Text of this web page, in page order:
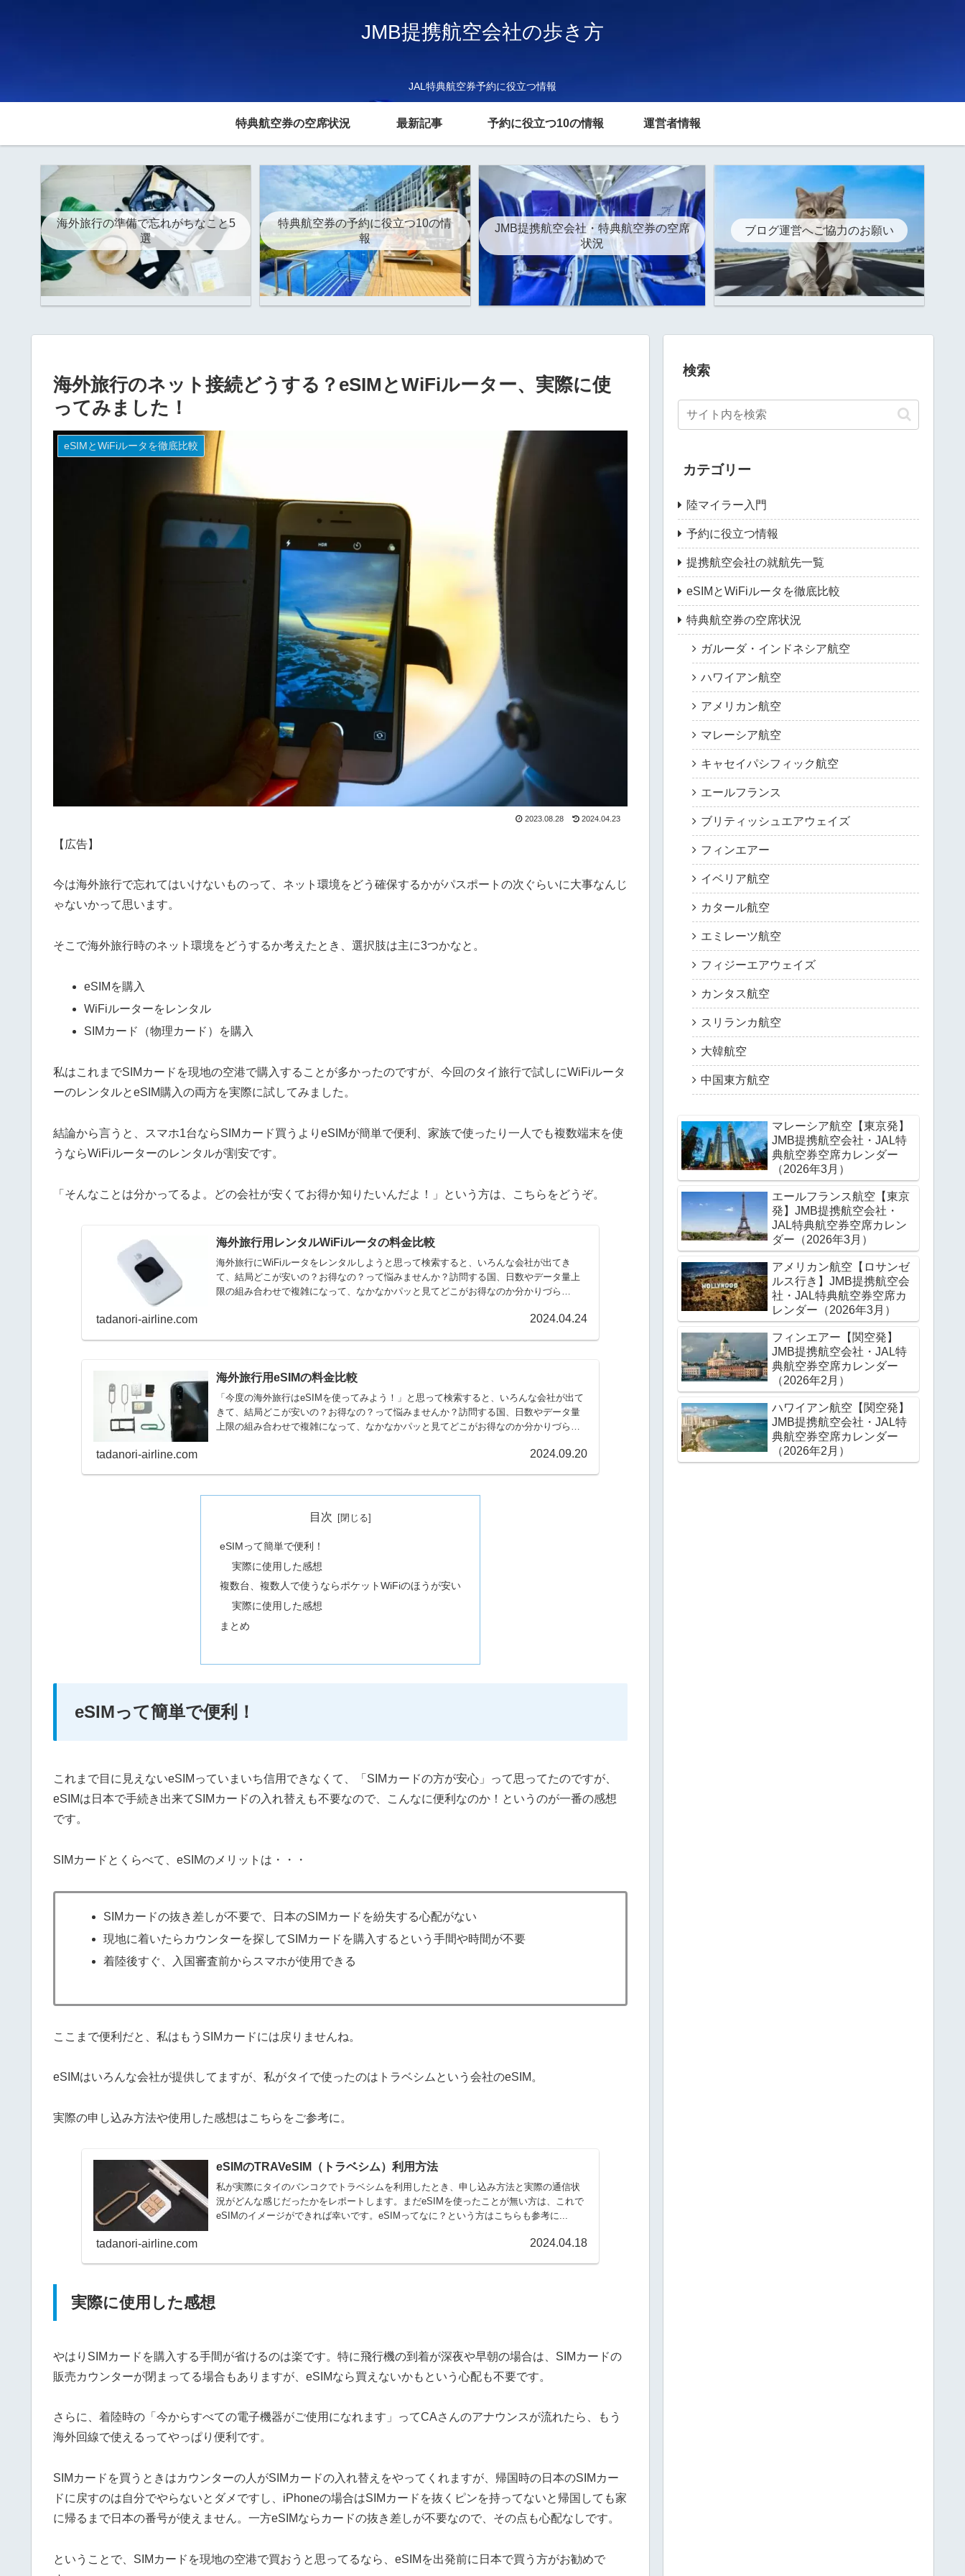
JMB提携航空会社の歩き方
JAL特典航空券予約に役立つ情報
特典航空券の空席状況 最新記事 予約に役立つ10の情報 運営者情報
海外旅行の準備で忘れがちなこと5
選
特典航空券の予約に役立つ10の情
報
JMB提携航空会社・特典航空券の空席
状況
ブログ運営へご協力のお願い
海外旅行のネット接続どうする？eSIMとWiFiルーター、実際に使
ってみました！
eSIMとWiFiルータを徹底比較
2023.08.28 2024.04.23
【広告】
今は海外旅行で忘れてはいけないものって、ネット環境をどう確保するかがパスポートの次ぐらいに大事なんじ
ゃないかって思います。
そこで海外旅行時のネット環境をどうするか考えたとき、選択肢は主に3つかなと。
eSIMを購入
WiFiルーターをレンタル
SIMカード（物理カード）を購入
私はこれまでSIMカードを現地の空港で購入することが多かったのですが、今回のタイ旅行で試しにWiFiルータ
ーのレンタルとeSIM購入の両方を実際に試してみました。
結論から言うと、スマホ1台ならSIMカード買うよりeSIMが簡単で便利、家族で使ったり一人でも複数端末を使
うならWiFiルーターのレンタルが割安です。
「そんなことは分かってるよ。どの会社が安くてお得か知りたいんだよ！」という方は、こちらをどうぞ。
海外旅行用レンタルWiFiルータの料金比較
海外旅行にWiFiルータをレンタルしようと思って検索すると、いろんな会社が出てき
て、結局どこが安いの？お得なの？って悩みませんか？訪問する国、日数やデータ量上
限の組み合わせで複雑になって、なかなかパッと見てどこがお得なのか分かりづら
tadanori-airline.com 2024.04.24
海外旅行用eSIMの料金比較
「今度の海外旅行はeSIMを使ってみよう！」と思って検索すると、いろんな会社が出て
きて、結局どこが安いの？お得なの？って悩みませんか？訪問する国、日数やデータ量
上限の組み合わせで複雑になって、なかなかパッと見てどこがお得なのか分かりづら
tadanori-airline.com 2024.09.20
目次
eSIMって簡単で便利！
実際に使用した感想
複数台、複数人で使うならポケットWiFiのほうが安い
実際に使用した感想
まとめ
eSIMって簡単で便利！
これまで目に見えないeSIMっていまいち信用できなくて、「SIMカードの方が安心」って思ってたのですが、
eSIMは日本で手続き出来てSIMカードの入れ替えも不要なので、こんなに便利なのか！というのが一番の感想
です。
SIMカードとくらべて、eSIMのメリットは・・・
SIMカードの抜き差しが不要で、日本のSIMカードを紛失する心配がない
現地に着いたらカウンターを探してSIMカードを購入するという手間や時間が不要
着陸後すぐ、入国審査前からスマホが使用できる
ここまで便利だと、私はもうSIMカードには戻りませんね。
eSIMはいろんな会社が提供してますが、私がタイで使ったのはトラベシムという会社のeSIM。
実際の申し込み方法や使用した感想はこちらをご参考に。
eSIMのTRAVeSIM（トラベシム）利用方法
私が実際にタイのバンコクでトラベシムを利用したとき、申し込み方法と実際の通信状
況がどんな感じだったかをレポートします。まだeSIMを使ったことが無い方は、これで
eSIMのイメージができれば幸いです。eSIMってなに？という方はこちらも参考に...
tadanori-airline.com 2024.04.18
実際に使用した感想
やはりSIMカードを購入する手間が省けるのは楽です。特に飛行機の到着が深夜や早朝の場合は、SIMカードの
販売カウンターが閉まってる場合もありますが、eSIMなら買えないかもという心配も不要です。
さらに、着陸時の「今からすべての電子機器がご使用になれます」ってCAさんのアナウンスが流れたら、もう
海外回線で使えるってやっぱり便利です。
SIMカードを買うときはカウンターの人がSIMカードの入れ替えをやってくれますが、帰国時の日本のSIMカー
ドに戻すのは自分でやらないとダメですし、iPhoneの場合はSIMカードを抜くピンを持ってないと帰国しても家
に帰るまで日本の番号が使えません。一方eSIMならカードの抜き差しが不要なので、その点も心配なしです。
ということで、SIMカードを現地の空港で買おうと思ってるなら、eSIMを出発前に日本で買う方がお勧めで
検索
カテゴリー
陸マイラー入門
予約に役立つ情報
提携航空会社の就航先一覧
eSIMとWiFiルータを徹底比較
特典航空券の空席状況
ガルーダ・インドネシア航空
ハワイアン航空
アメリカン航空
マレーシア航空
キャセイパシフィック航空
エールフランス
ブリティッシュエアウェイズ
フィンエアー
イベリア航空
カタール航空
エミレーツ航空
フィジーエアウェイズ
カンタス航空
スリランカ航空
大韓航空
中国東方航空
マレーシア航空【東京発】
JMB提携航空会社・JAL特
典航空券空席カレンダー
（2026年3月）
エールフランス航空【東京
発】JMB提携航空会社・
JAL特典航空券空席カレン
ダー（2026年3月）
アメリカン航空【ロサンゼ
ルス行き】JMB提携航空会
社・JAL特典航空券空席カ
レンダー（2026年3月）
フィンエアー【関空発】
JMB提携航空会社・JAL特
典航空券空席カレンダー
（2026年2月）
ハワイアン航空【関空発】
JMB提携航空会社・JAL特
典航空券空席カレンダー
（2026年2月）